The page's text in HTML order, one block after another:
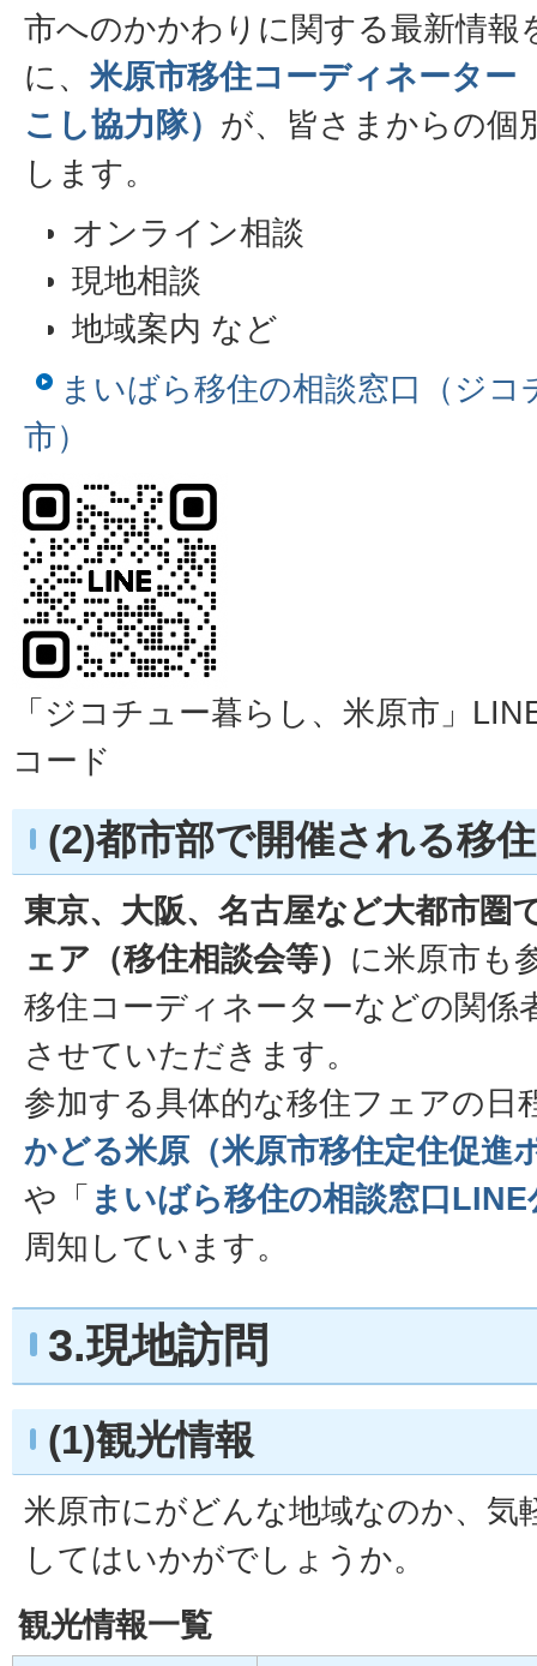
市へのかかわりに関する最新情報
に、 米原市移住コーディネーター
こし協力隊） が、皆さまからの個
します。
オンライン相談
現地相談
地域案内 など
まいばら移住の相談窓口（ジコ
市）
「ジコチュー暮らし、米原市」
コード
(2)都市部で開催される移
東京、大阪、名古屋など大都市圏
ェア（移住相談会等） に米原市も
移住コーディネーターなどの関係
させていただきます。
参加する具体的な移住フェアの日
かどる米原（米原市移住定住促進
や「 まいばら移住の相談窓口
周知しています。
3.現地訪問
(1)観光情報
米原市にがどんな地域なのか、気
してはいかがでしょうか。
観光情報一覧